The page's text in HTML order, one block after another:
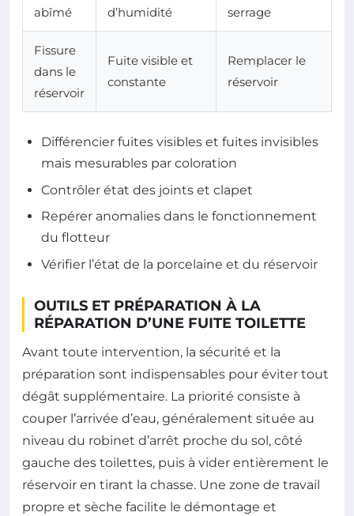
abîmé
d’humidité
serrage
Fissure
dans le
réservoir
Fuite visible et
constante
Remplacer le
réservoir
Différencier fuites visibles et fuites invisibles
mais mesurables par coloration
Contrôler état des joints et clapet
Repérer anomalies dans le fonctionnement
du flotteur
Vérifier l’état de la porcelaine et du réservoir
OUTILS ET PRÉPARATION À LA
RÉPARATION D’UNE FUITE TOILETTE
Avant toute intervention, la sécurité et la
préparation sont indispensables pour éviter tout
dégât supplémentaire. La priorité consiste à
couper l’arrivée d’eau, généralement située au
niveau du robinet d’arrêt proche du sol, côté
gauche des toilettes, puis à vider entièrement le
réservoir en tirant la chasse. Une zone de travail
propre et sèche facilite le démontage et